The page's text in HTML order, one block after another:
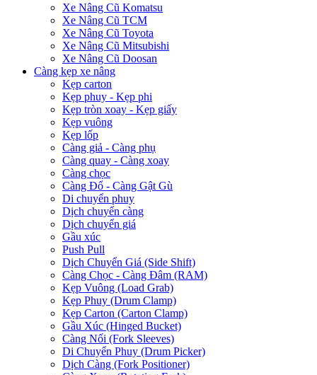
Xe Nâng Cũ Komatsu
Xe Nâng Cũ TCM
Xe Nâng Cũ Toyota
Xe Nâng Cũ Mitsubishi
Xe Nâng Cũ Doosan
Càng kẹp xe nâng
Kẹp carton
Kẹp phuy - Kẹp phi
Kẹp tròn xoay - Kẹp giấy
Kẹp vuông
Kẹp lốp
Càng giả - Càng phụ
Càng quay - Càng xoay
Càng chọc
Càng Đổ - Càng Gật Gù
Di chuyển phuy
Dịch chuyển càng
Dịch chuyển giá
Gầu xúc
Push Pull
Dịch Chuyển Giá (Side Shift)
Càng Chọc - Càng Đâm (RAM)
Kẹp Vuông (Load Grab)
Kẹp Phuy (Drum Clamp)
Kẹp Carton (Carton Clamp)
Gầu Xúc (Hinged Bucket)
Càng Nối (Fork Sleeves)
Di Chuyển Phuy (Drum Picker)
Dịch Càng (Fork Positioner)